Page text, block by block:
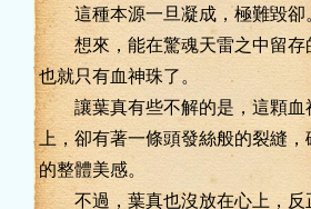
這種本源一旦凝成，極難毀卻
想來，能在驚魂天雷之中留存
也就只有血神珠了。
讓葉真有些不解的是，這顆血
上，卻有著一條頭發絲般的裂縫，
的整體美感。
不過，葉真也沒放在心上，反